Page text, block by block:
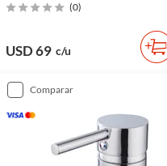
(0)
USD 69 c/u
comparar